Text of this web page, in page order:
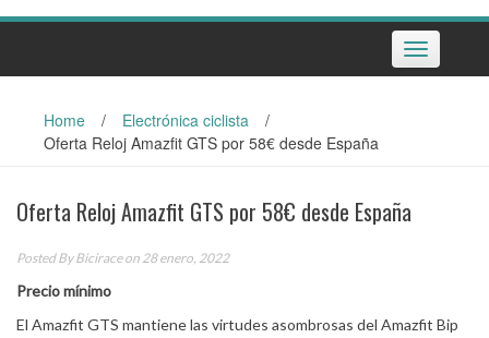
Toggle
navigation
Home / Electrónica ciclista
/
Oferta Reloj Amazfit GTS por 58€ desde España
Oferta Reloj Amazfit GTS por 58€ desde España
Posted ByBiciraceon 28 enero, 2022
Precio mínimo
El Amazfit GTS mantiene las virtudes asombrosas del Amazfit Bip